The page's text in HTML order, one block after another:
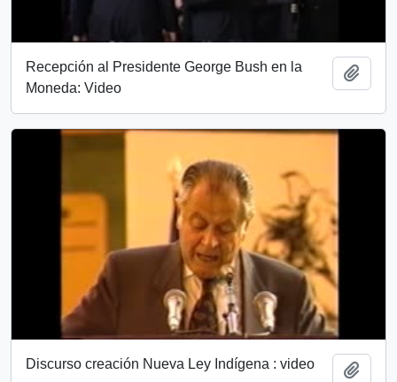
Recepción al Presidente George Bush en la
Moneda: Video
Discurso creación Nueva Ley Indígena : video